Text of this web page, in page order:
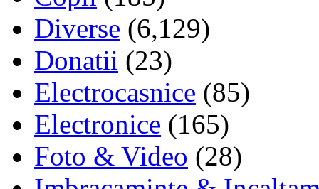
Diverse (6,129)
Donatii (23)
Electrocasnice (85)
Electronice (165)
Foto & Video (28)